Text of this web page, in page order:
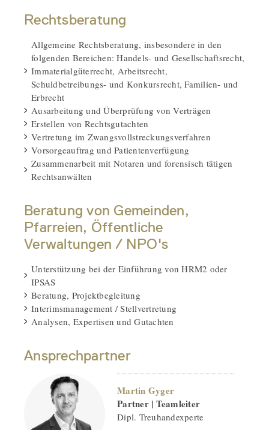
Rechtsberatung
Allgemeine Rechtsberatung, insbesondere in den
folgenden Bereichen: Handels- und Gesellschaftsrecht,
Immaterialgüterrecht, Arbeitsrecht,
Schuldbetreibungs- und Konkursrecht, Familien- und
Erbrecht
Ausarbeitung und Überprüfung von Verträgen
Erstellen von Rechtsgutachten
Vertretung im Zwangsvollstreckungsverfahren
Vorsorgeauftrag und Patientenverfügung
Zusammenarbeit mit Notaren und forensisch tätigen
Rechtsanwälten
Beratung von Gemeinden,
Pfarreien, Öffentliche
Verwaltungen / NPO's
Unterstützung bei der Einführung von HRM2 oder
IPSAS
Beratung, Projektbegleitung
Interimsmanagement / Stellvertretung
Analysen, Expertisen und Gutachten
Ansprechpartner
Martin Gyger
Partner | Teamleiter
Dipl. Treuhandexperte